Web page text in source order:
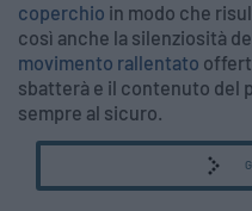
coperchio in modo che
così anche la silenziosità
movimento rallentato
sbatterà e il contenuto del
sempre al sicuro.